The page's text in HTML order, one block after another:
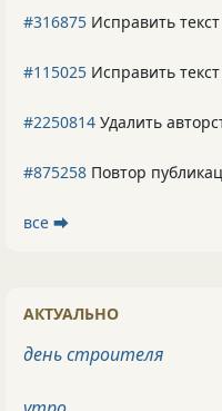
#316875 Исправить
#115025 Исправить
#2250814 Удалить
#875258 Повтор
все ⮕
АКТУАЛЬНО
день строителя